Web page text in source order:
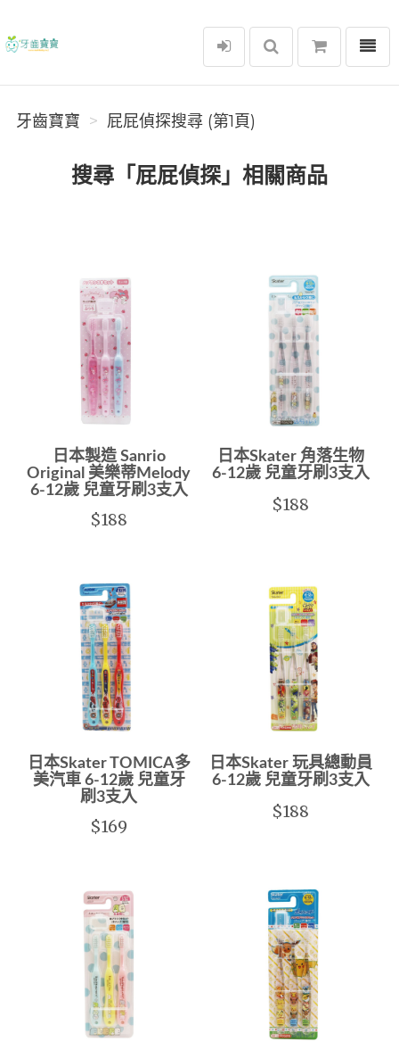
牙齒寶寶
選單
牙齒寶寶 屁屁偵探搜尋 (第1頁)
搜尋「屁屁偵探」相關商品
日本製造 Sanrio
Original 美樂蒂Melody
6-12歲 兒童牙刷3支入
$188
日本Skater 角落生物
6-12歲 兒童牙刷3支入
$188
日本Skater TOMICA多
美汽車 6-12歲 兒童牙
刷3支入
$169
日本Skater 玩具總動員
6-12歲 兒童牙刷3支入
$188